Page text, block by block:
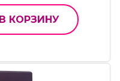
В КОРЗИНУ